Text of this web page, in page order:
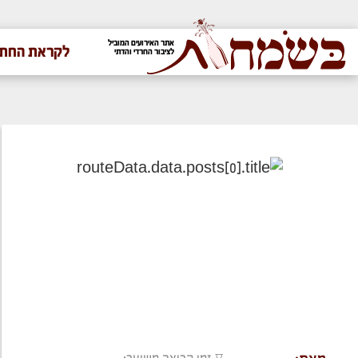
אתר האירועים המוביל
לציבור החרדי והדתי
לקראת